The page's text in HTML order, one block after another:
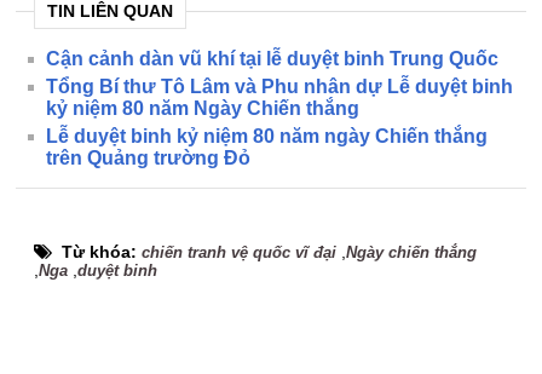
TIN LIÊN QUAN
Cận cảnh dàn vũ khí tại lễ duyệt binh Trung Quốc
Tổng Bí thư Tô Lâm và Phu nhân dự Lễ duyệt binh
kỷ niệm 80 năm Ngày Chiến thắng
Lễ duyệt binh kỷ niệm 80 năm ngày Chiến thắng
trên Quảng trường Đỏ
Từ khóa:chiến tranh vệ quốc vĩ đại ,Ngày chiến thắng
,Nga ,duyệt binh